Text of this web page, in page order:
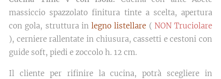
massiccio spazzolato finitura tinte a scelta, apertura
con gola, struttura in legno listellare ( NON Truciolare
), cerniere rallentate in chiusura, cassetti e cestoni con
guide soft, piedi e zoccolo h. 12 cm.
Il cliente per rifinire la cucina, potrà scegliere in